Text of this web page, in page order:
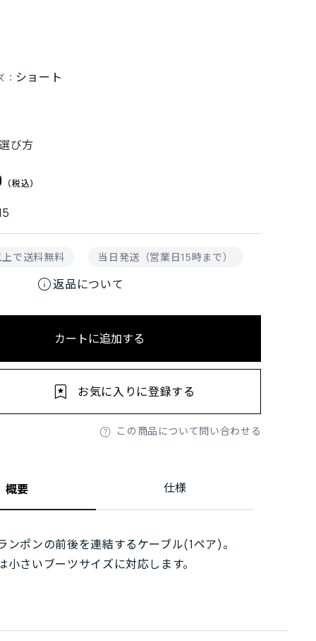
： ショート
び方
で送料無料 当日発送（営業日15時まで）
info返品について
カートに追加する
この商品について問い合わせる
お気に入りに登録する
概要 仕様
ンポンの前後を連結するケーブル(1ペア)。
小さいブーツサイズに対応します。